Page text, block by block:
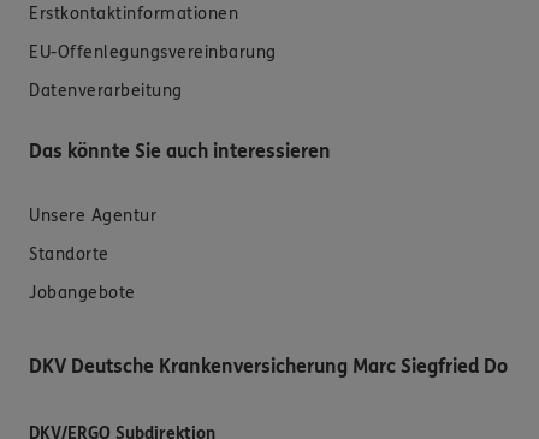
Erstkontaktinformationen
EU-Offenlegungsvereinbarung
Datenverarbeitung
Das könnte Sie auch interessieren
Unsere Agentur
Standorte
Jobangebote
DKV Deutsche Krankenversicherung Marc Siegfried Do
DKV/ERGO Subdirektion